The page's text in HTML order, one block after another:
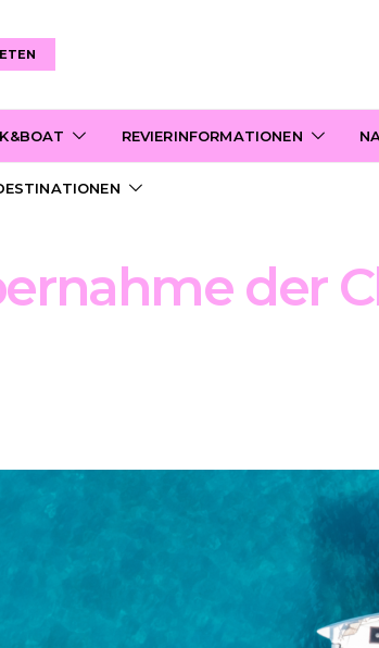
REVIERINFORMATIONEN
der